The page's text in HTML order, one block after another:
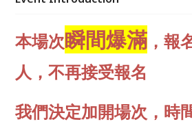
本場次瞬間爆滿 ，報
人，不再接受報名
我們決定加開場次，時